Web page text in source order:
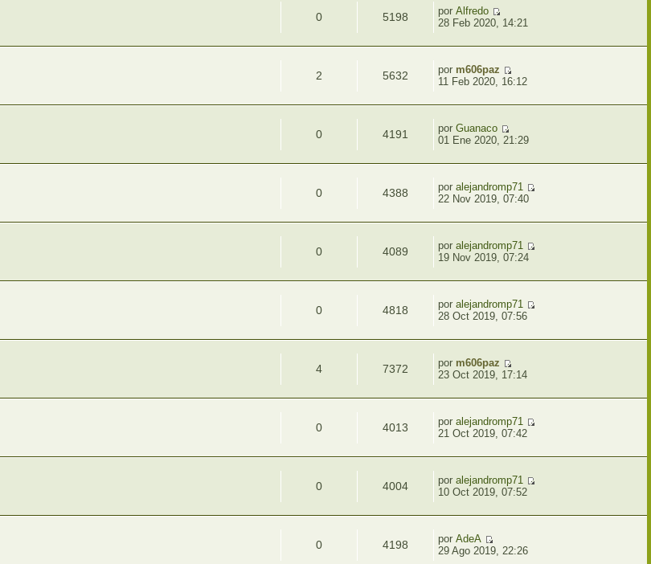
0 5198 por Alfredo
28 Feb 2020, 14:21
2 5632 por m606paz
11 Feb 2020, 16:12
0 4191 por Guanaco
01 Ene 2020, 21:29
0 4388 por alejandromp71
22 Nov 2019, 07:40
0 4089 por alejandromp71
19 Nov 2019, 07:24
0 4818 por alejandromp71
28 Oct 2019, 07:56
4 7372 por m606paz
23 Oct 2019, 17:14
0 4013 por alejandromp71
21 Oct 2019, 07:42
0 4004 por alejandromp71
10 Oct 2019, 07:52
0 4198 por AdeA
29 Ago 2019, 22:26